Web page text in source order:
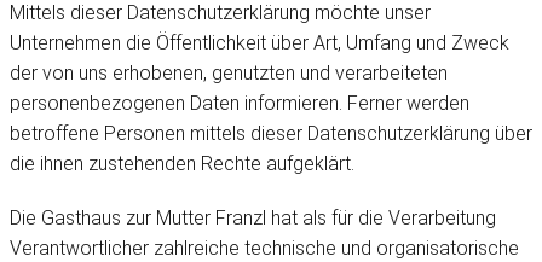
Mittels dieser Datenschutzerklärung möchte unser
Unternehmen die Öffentlichkeit über Art, Umfang und Zweck
der von uns erhobenen, genutzten und verarbeiteten
personenbezogenen Daten informieren. Ferner werden
betroffene Personen mittels dieser Datenschutzerklärung über
die ihnen zustehenden Rechte aufgeklärt.
Die Gasthaus zur Mutter Franzl hat als für die Verarbeitung
Verantwortlicher zahlreiche technische und organisatorische